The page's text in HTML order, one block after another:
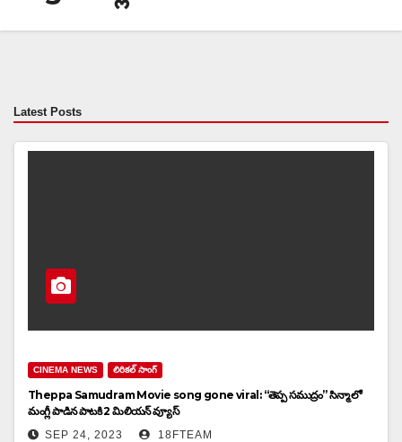
Latest Posts
CINEMA NEWS లిరికల్ సాంగ్
Theppa Samudram Movie song gone viral: “తెప్ప సముద్రం” సిన్మా లో
మంగ్లీ పాడిన పాటకి 2 మిలియన్ వ్యూస్
SEP 24, 2023 18FTEAM